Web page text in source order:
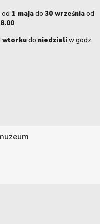
od 1 majado 30 wrześniaod
wtorkudo niedzieliw godz.